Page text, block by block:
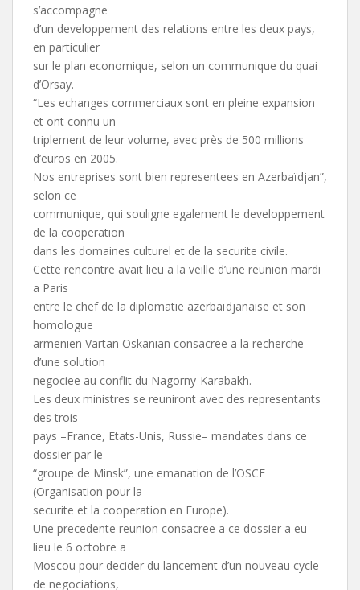
s’accompagne
d’un developpement des relations entre les deux pays,
en particulier
sur le plan economique, selon un communique du quai
d’Orsay.
“Les echanges commerciaux sont en pleine expansion
et ont connu un
triplement de leur volume, avec près de 500 millions
d’euros en 2005.
Nos entreprises sont bien representees en Azerbaïdjan”,
selon ce
communique, qui souligne egalement le developpement
de la cooperation
dans les domaines culturel et de la securite civile.
Cette rencontre avait lieu a la veille d’une reunion mardi
a Paris
entre le chef de la diplomatie azerbaïdjanaise et son
homologue
armenien Vartan Oskanian consacree a la recherche
d’une solution
negociee au conflit du Nagorny-Karabakh.
Les deux ministres se reuniront avec des representants
des trois
pays –France, Etats-Unis, Russie– mandates dans ce
dossier par le
“groupe de Minsk”, une emanation de l’OSCE
(Organisation pour la
securite et la cooperation en Europe).
Une precedente reunion consacree a ce dossier a eu
lieu le 6 octobre a
Moscou pour decider du lancement d’un nouveau cycle
de negociations,